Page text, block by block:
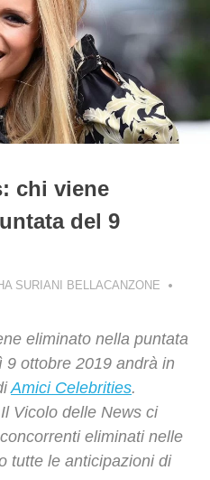
chi viene
del 9
SURIANI BELLACANZONE
eliminato nella puntata
ottobre 2019 andrà in
Amici Celebrities.
Vicolo delle News ci
eliminati nelle
tutte le anticipazioni di